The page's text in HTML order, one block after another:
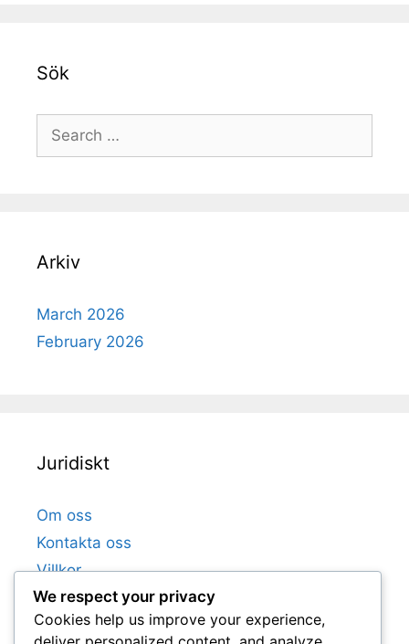
Sök
for:
Arkiv
March 2026
February 2026
Juridiskt
Om oss
Kontakta oss
Villkor
Dataskyddspolicy
Cookiepolicy
We respect your privacy
Cookies help us improve your experience,